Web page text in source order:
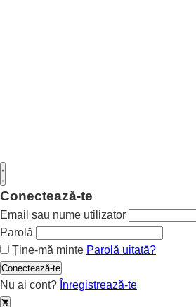
Conectează-te
Email sau nume utilizator
Parolă
Ține-mă minte Parolă uitată?
Conectează-te
Nu ai cont? Înregistrează-te